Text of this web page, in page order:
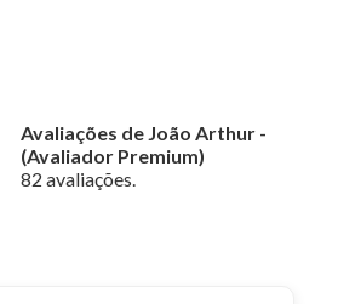
Avaliações de João Arthur -
(Avaliador Premium)
82 avaliações.